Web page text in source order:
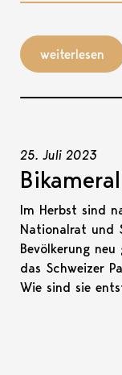
weiterlesen
25. Juli 2023
Im Herbst sind
Nationalrat und
Bevölkerung
das Schweizer
Wie sind sie